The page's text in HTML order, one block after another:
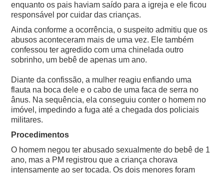
enquanto os pais haviam saído para a igreja e ele ficou
responsável por cuidar das crianças.
Ainda conforme a ocorrência, o suspeito admitiu que os
abusos aconteceram mais de uma vez. Ele também
confessou ter agredido com uma chinelada outro
sobrinho, um bebê de apenas um ano.
Diante da confissão, a mulher reagiu enfiando uma
flauta na boca dele e o cabo de uma faca de serra no
ânus. Na sequência, ela conseguiu conter o homem no
imóvel, impedindo a fuga até a chegada dos policiais
militares.
Procedimentos
O homem negou ter abusado sexualmente do bebê de 1
ano, mas a PM registrou que a criança chorava
intensamente ao ser tocada. Os dois menores foram